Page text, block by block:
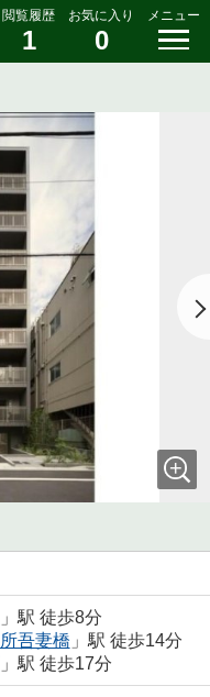
閲覧履歴
1
お気に入り
0
メニュー
」駅 徒歩8分
吾妻橋 」駅 徒歩14分
」駅 徒歩17分